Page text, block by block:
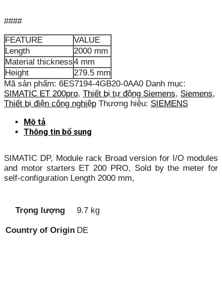
####
FEATURE
VALUE
Length
2000 mm
Material thickness4 mm
Height
279.5 mm
Mã sản phẩm: 6ES7194-4GB20-0AA0 Danh mục:
SIMATIC ET 200pro, Thiết bị tự động Siemens, Siemens,
Thiết bị điện công nghiệp Thương hiệu: SIEMENS
Mô tả
Thông tin bổ sung
SIMATIC DP, Module rack Broad version for I/O modules
and motor starters ET 200 PRO, Sold by the meter for
self-configuration Length 2000 mm,
Trọng lượng 9.7 kg
Country of Origin DE